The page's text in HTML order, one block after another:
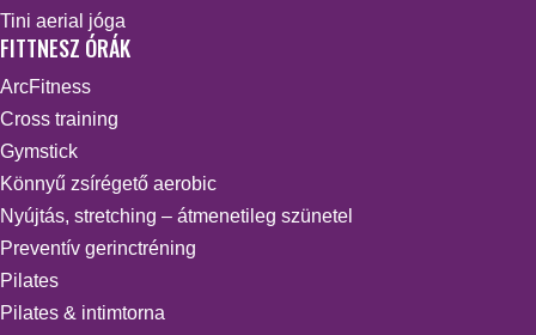
Tini aerial jóga
FITTNESZ ÓRÁK
ArcFitness
Cross training
Gymstick
Könnyű zsírégető aerobic
Nyújtás, stretching – átmenetileg szünetel
Preventív gerinctréning
Pilates
Pilates & intimtorna